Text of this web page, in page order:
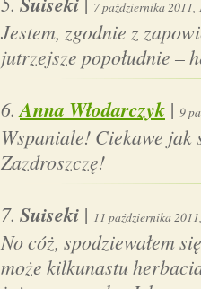
7 października 2011,
Jestem, zgodnie z
jutrzejsze popołudnie –
Anna Włodarczyk | 9
Wspaniale! Ciekawe jak
Zazdroszczę!
Suiseki | 11 października
No cóż, spodziewałem
może kilkunastu